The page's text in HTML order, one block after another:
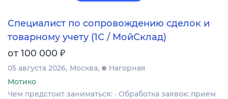
Специалист по сопровождению сделок и
товарному учету (1С / МойСклад)
от 100 000 ₽
05 августа 2026 Москва
Нагорная
Мотико
Чем предстоит заниматься: · Обработка заявок: прием